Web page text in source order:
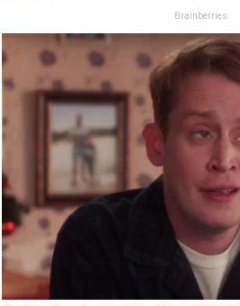
Brainberries